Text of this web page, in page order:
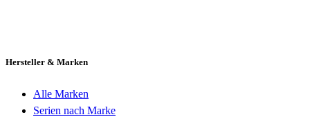
Hersteller & Marken
Alle Marken
Serien nach Marke